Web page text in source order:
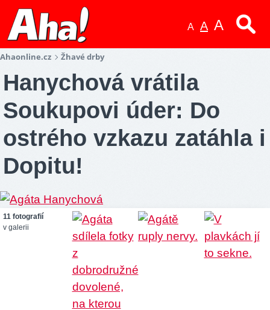
A A A
Ahaonline.cz Žhavé drby
Hanychová vrátila
Soukupovi úder: Do
ostrého vzkazu zatáhla i
Dopitu!
11 fotografií
v galerii